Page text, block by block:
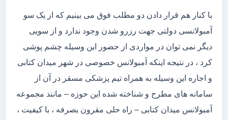
با کنار هم قرار دادن دو مطلب فوق می بینیم که از یک سو
آمبولانسی دولتی جهت رزرو شدن وجود ندارد و از سویی
دیگر نمی توان در مواردی از حضور این وسیله چشم پوشی
کرد ، در نتیجه اینکه آمبولانس خصوصی در شهر میدان کتابی
و اجاره این وسیله به همراه تیم پزشکی مسقر در آن از
سامانه های مطرح و شناخته شده این حوزه – مانند مجموعه
آمبولانس میدان کتابی – راه حلی مقرون بصرفه ، با کیفیت ،